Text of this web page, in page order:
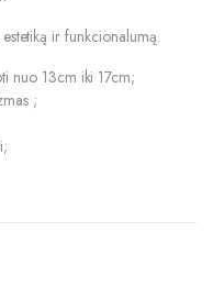
ir funkcionalumą.
nuo 13cm iki 17cm;
;